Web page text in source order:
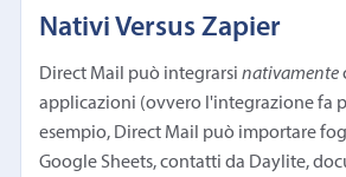
Nativi Versus Zapier
Direct Mail può integrarsinativamente
applicazioni (ovvero l'integrazione fa
esempio, Direct Mail può importare
Google Sheets, contatti da Daylite,